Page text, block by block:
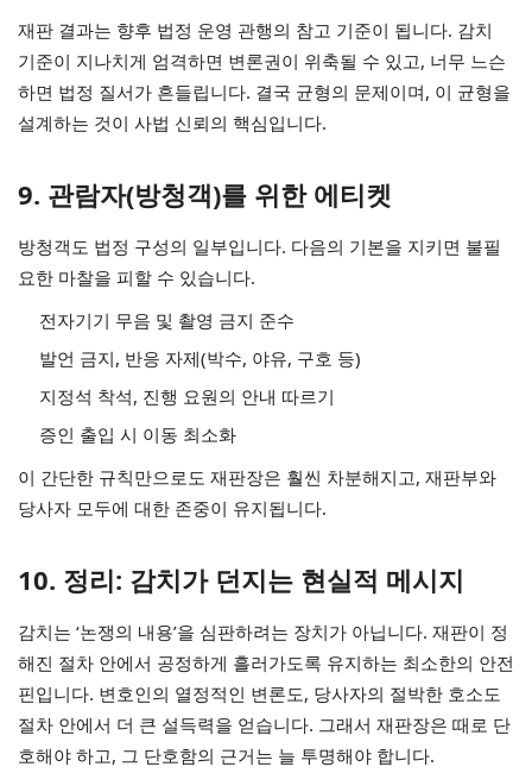
재판 결과는 향후 법정 운영 관행의 참고 기준이 됩니다. 감치
기준이 지나치게 엄격하면 변론권이 위축될 수 있고, 너무 느슨
하면 법정 질서가 흔들립니다. 결국 균형의 문제이며, 이 균형을
설계하는 것이 사법 신뢰의 핵심입니다.
9. 관람자(방청객)를 위한 에티켓
방청객도 법정 구성의 일부입니다. 다음의 기본을 지키면 불필
요한 마찰을 피할 수 있습니다.
전자기기 무음 및 촬영 금지 준수
발언 금지, 반응 자제(박수, 야유, 구호 등)
지정석 착석, 진행 요원의 안내 따르기
증인 출입 시 이동 최소화
이 간단한 규칙만으로도 재판장은 훨씬 차분해지고, 재판부와
당사자 모두에 대한 존중이 유지됩니다.
10. 정리: 감치가 던지는 현실적 메시지
감치는 ‘논쟁의 내용’을 심판하려는 장치가 아닙니다. 재판이 정
해진 절차 안에서 공정하게 흘러가도록 유지하는 최소한의 안전
핀입니다. 변호인의 열정적인 변론도, 당사자의 절박한 호소도
절차 안에서 더 큰 설득력을 얻습니다. 그래서 재판장은 때로 단
호해야 하고, 그 단호함의 근거는 늘 투명해야 합니다.